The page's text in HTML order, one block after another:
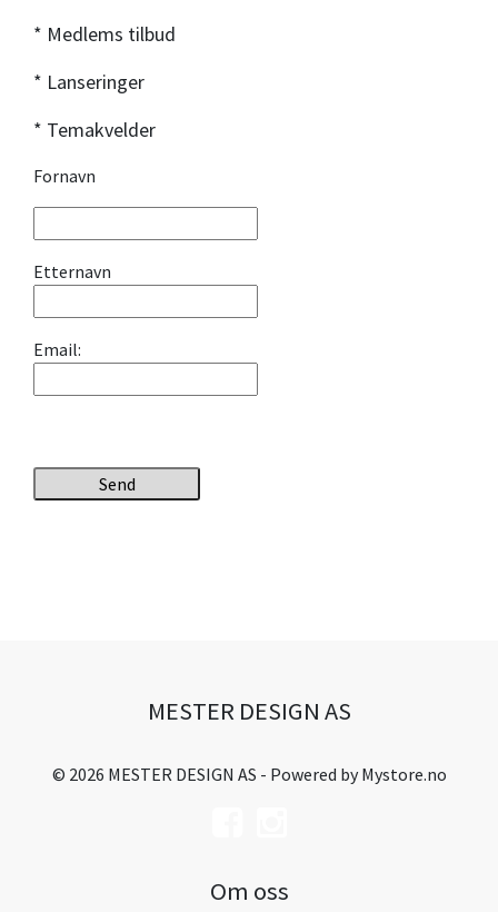
* Medlems tilbud
* Lanseringer
* Temakvelder
Fornavn
Etternavn
Email:
Send
MESTER DESIGN AS
© 2026 MESTER DESIGN AS - Powered byMystore.no
Om oss